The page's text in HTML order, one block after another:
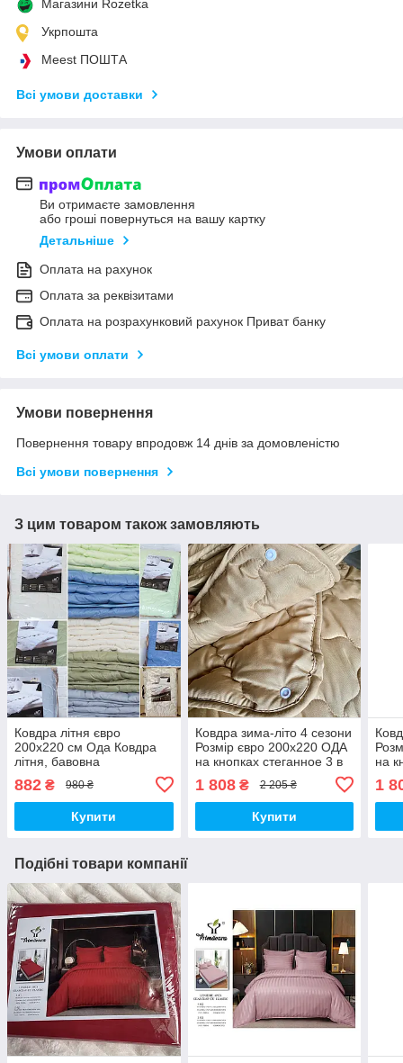
Магазини Rozetka
Укрпошта
Meest ПОШТА
Всі умови доставки
Умови оплати
Ви отримаєте замовлення
або гроші повернуться на вашу картку
Детальніше
Оплата на рахунок
Оплата за реквізитами
Оплата на розрахунковий рахунок Приват банку
Всі умови оплати
Умови повернення
Повернення товару впродовж 14 днів за домовленістю
Всі умови повернення
З цим товаром також замовляють
Ковдра літня євро
200х220 см Ода Ковдра
літня, бавовна
ковдру ODA
882 ₴ 980 ₴
Купити
Ковдра зима-літо 4 сезони
Розмір євро 200х220 ОДА
на кнопках стеганное 3 в
1 808₴ 2 205 ₴
Купити
на
1
Подібні товари компанії